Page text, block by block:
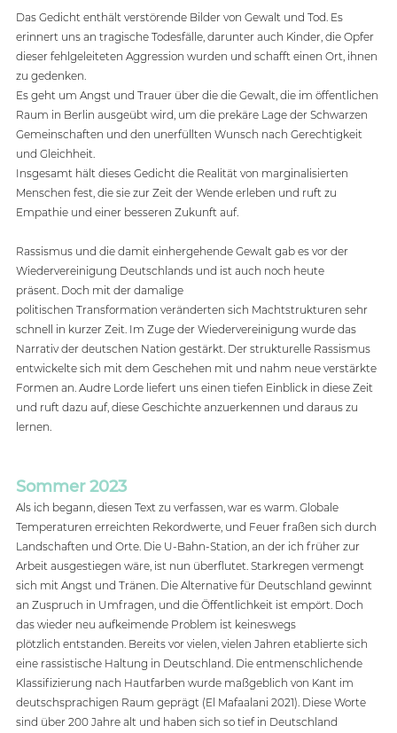
Das Gedicht enthält verstörende Bilder von Gewalt und Tod. Es
erinnert uns an tragische Todesfälle, darunter auch Kinder, die Opfer
dieser fehlgeleiteten Aggression wurden und schafft einen Ort, ihnen
zu gedenken.
Es geht um Angst und Trauer über die die Gewalt, die im öffentlichen
Raum in Berlin ausgeübt wird, um die prekäre Lage der Schwarzen
Gemeinschaften und den unerfüllten Wunsch nach Gerechtigkeit
und Gleichheit.
Insgesamt hält dieses Gedicht die Realität von marginalisierten
Menschen fest, die sie zur Zeit der Wende erleben und ruft zu
Empathie und einer besseren Zukunft auf.
Rassismus und die damit einhergehende Gewalt gab es vor der
Wiedervereinigung Deutschlands und ist auch noch heute
präsent. Doch mit der damalige
politischen Transformation veränderten sich Machtstrukturen sehr
schnell in kurzer Zeit. Im Zuge der Wiedervereinigung wurde das
Narrativ der deutschen Nation gestärkt. Der strukturelle Rassismus
entwickelte sich mit dem Geschehen mit und nahm neue verstärkte
Formen an. Audre Lorde liefert uns einen tiefen Einblick in diese Zeit
und ruft dazu auf, diese Geschichte anzuerkennen und daraus zu
lernen.
Sommer 2023
Als ich begann, diesen Text zu verfassen, war es warm. Globale
Temperaturen erreichten Rekordwerte, und Feuer fraßen sich durch
Landschaften und Orte. Die U-Bahn-Station, an der ich früher zur
Arbeit ausgestiegen wäre, ist nun überflutet. Starkregen vermengt
sich mit Angst und Tränen. Die Alternative für Deutschland gewinnt
an Zuspruch in Umfragen, und die Öffentlichkeit ist empört. Doch
das wieder neu aufkeimende Problem ist keineswegs
plötzlich entstanden. Bereits vor vielen, vielen Jahren etablierte sich
eine rassistische Haltung in Deutschland. Die entmenschlichende
Klassifizierung nach Hautfarben wurde maßgeblich von Kant im
deutschsprachigen Raum geprägt (El Mafaalani 2021). Diese Worte
sind über 200 Jahre alt und haben sich so tief in Deutschland